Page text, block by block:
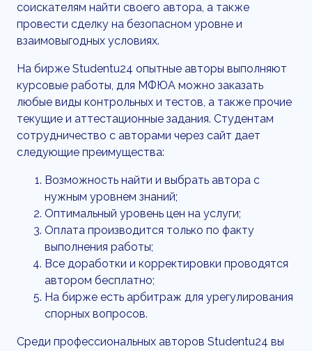
соискателям найти своего автора, а также
провести сделку на безопасном уровне и
взаимовыгодных условиях.
На бирже Studentu24 опытные авторы выполняют
курсовые работы, для МФЮА можно заказать
любые виды контрольных и тестов, а также прочие
текущие и аттестационные задания. Студентам
сотрудничество с авторами через сайт дает
следующие преимущества:
Возможность найти и выбрать автора с
нужным уровнем знаний;
Оптимальный уровень цен на услуги;
Оплата производится только по факту
выполнения работы;
Все доработки и корректировки проводятся
автором бесплатно;
На бирже есть арбитраж для урегулирования
спорных вопросов.
Среди профессиональных авторов Studentu24 вы